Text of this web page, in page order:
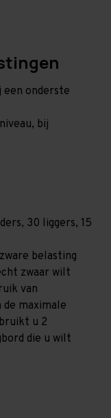
een onderste
bij
30 liggers, 15
belasting
zwaar wilt
van
maximale
u 2
die u wilt